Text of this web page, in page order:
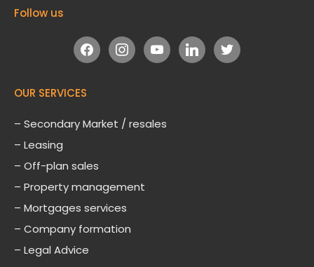
Follow us
facebookinstagramyoutubelinkedintwitter
OUR SERVICES
– Secondary Market / resales
– Leasing
– Off-plan sales
– Property management
– Mortgages services
– Company formation
– Legal Advice